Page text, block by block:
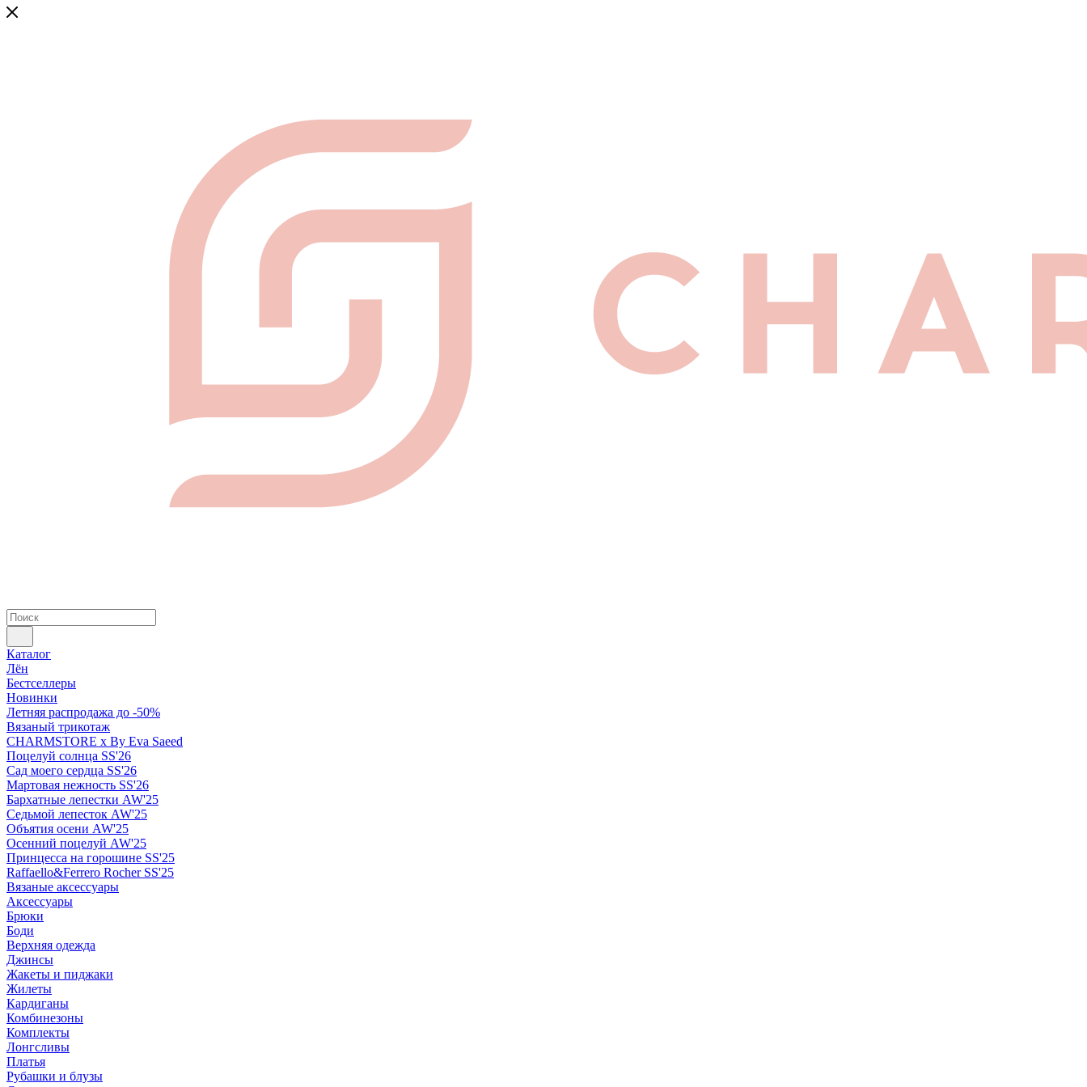
Каталог
Лён
Бестселлеры
Новинки
Летняя распродажа до -50%
Вязаный трикотаж
CHARMSTORE х By Eva Saeed
Поцелуй солнца SS'26
Сад моего сердца SS'26
Мартовая нежность SS'26
Бархатные лепестки AW'25
Седьмой лепесток AW'25
Объятия осени AW'25
Осенний поцелуй AW'25
Принцесса на горошине SS'25
Raffaello&Ferrero Rocher SS'25
Вязаные аксессуары
Аксессуары
Брюки
Боди
Верхняя одежда
Джинсы
Жакеты и пиджаки
Жилеты
Кардиганы
Комбинезоны
Комплекты
Лонгсливы
Платья
Рубашки и блузы